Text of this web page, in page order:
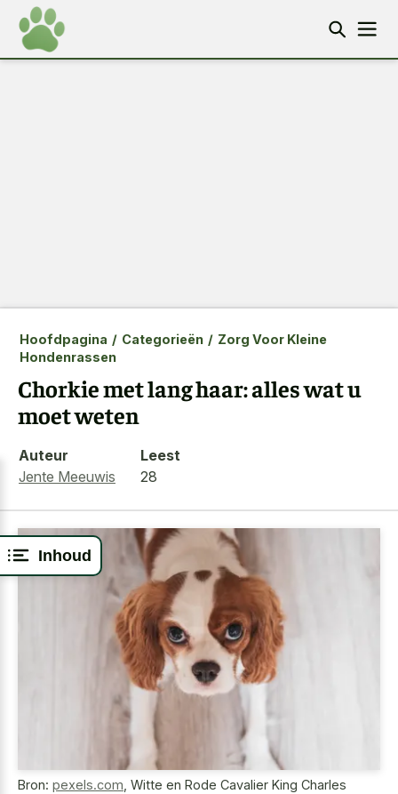
Inhoud
Hoofdpagina / Categorieën / Zorg Voor Kleine
Hondenrassen
Chorkie met lang haar: alles wat u
moet weten
Auteur
Jente Meeuwis
Leest
28
Bron: pexels.com Witte en Rode Cavalier King Charles